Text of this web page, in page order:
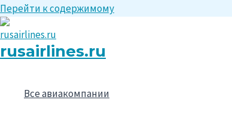
Перейти к содержимому
rusairlines.ru
Все авиакомпании